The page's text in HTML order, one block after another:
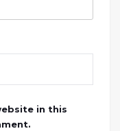
in this